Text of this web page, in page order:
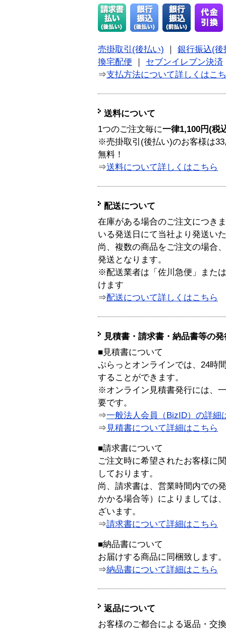
売掛取引(後払い)
銀行振込(後
換宅配便
セブンイレブン決済
⇒支払方法について詳しくはこ
送料について
1つのご注文毎に一律1,100円(税
※売掛取引(後払い)のお客様は
無料！
⇒送料について詳しくはこちら
配送について
在庫がある場合のご注文につき
いる発送日にて当社より発送い
尚、複数の商品をご注文の場合
発送となります。
※配送業者は「佐川急便」また
けます
⇒配送について詳しくはこちら
見積書・請求書・納品書等の
■見積書について
ぷらっとオンラインでは、24時
することができます。
※オンライン見積書発行には、
要です。
⇒一般法人会員（BizID）の詳細
⇒ 見積書について詳細はこちら
■請求書について
ご注文時に希望されたお客様に
しております。
尚、請求書は、営業時間内での
かかる場合等）によりましては
ざいます。
⇒請求書について詳細はこちら
■納品書について
お届けする商品に同梱致します。
⇒納品書について詳細はこちら
返品について
お客様のご都合による返品・交